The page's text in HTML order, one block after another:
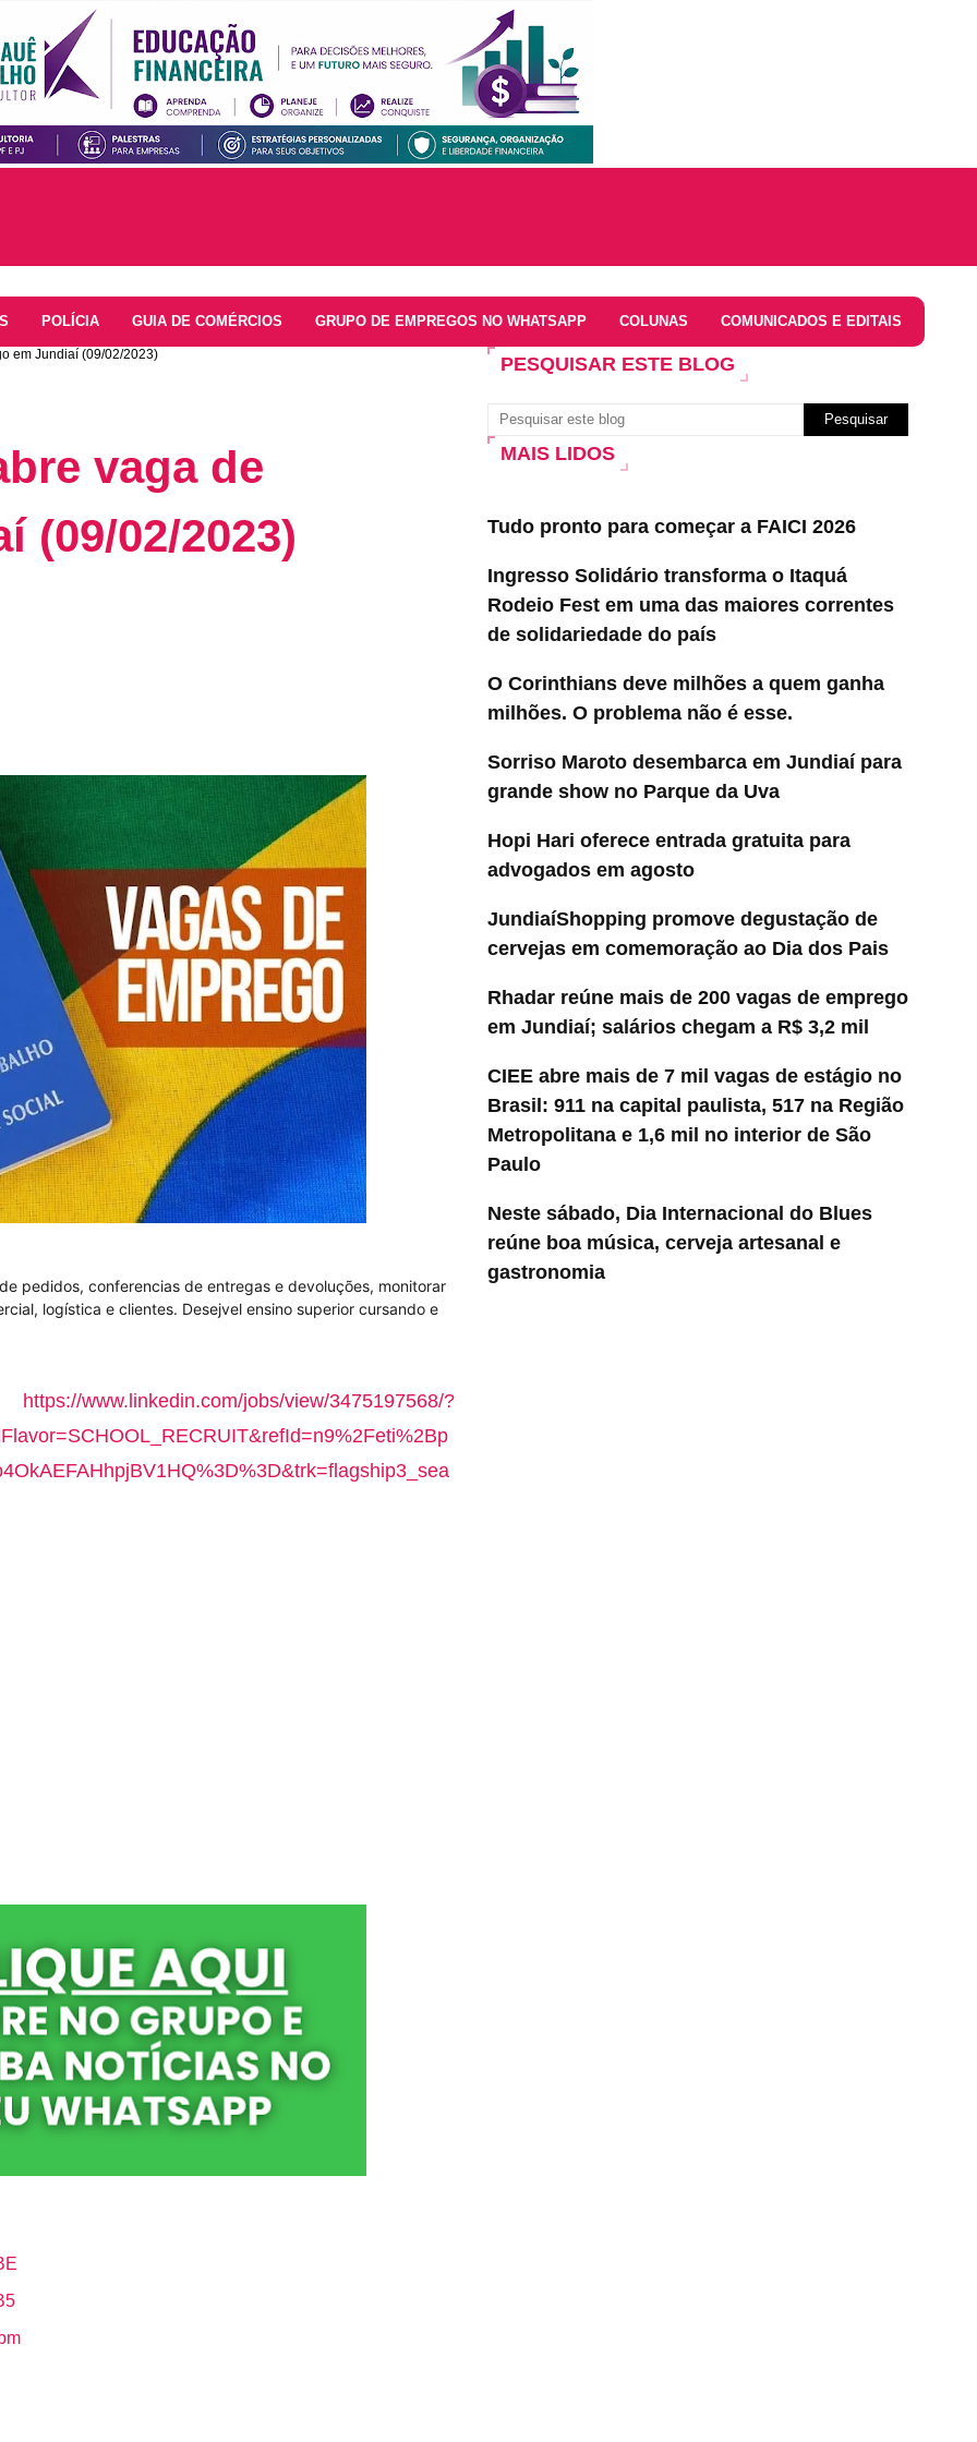
POLÍCIA GUIA DE COMÉRCIOS GRUPO DE EMPREGOS NO WHATSAPP COLUNAS COMUNICADOS E EDITAIS
em Jundiaí (09/02/2023)
vaga de
(09/02/2023)
pedidos, conferencias de entregas e devoluções, monitorar
logística e clientes. Desejvel ensino superior cursando e
https://www.linkedin.com/jobs/view/3475197568/?
PESQUISAR ESTE BLOG
MAIS LIDOS
Tudo pronto para começar a FAICI 2026
Ingresso Solidário transforma o Itaquá
Rodeio Fest em uma das maiores correntes
de solidariedade do país
O Corinthians deve milhões a quem ganha
milhões. O problema não é esse.
Sorriso Maroto desembarca em Jundiaí para
grande show no Parque da Uva
Hopi Hari oferece entrada gratuita para
advogados em agosto
JundiaíShopping promove degustação de
cervejas em comemoração ao Dia dos Pais
Rhadar reúne mais de 200 vagas de emprego
em Jundiaí; salários chegam a R$ 3,2 mil
CIEE abre mais de 7 mil vagas de estágio no
Brasil: 911 na capital paulista, 517 na Região
Metropolitana e 1,6 mil no interior de São
Paulo
Neste sábado, Dia Internacional do Blues
reúne boa música, cerveja artesanal e
gastronomia